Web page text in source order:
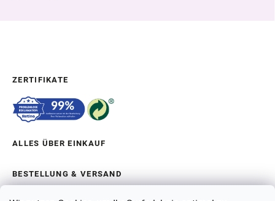
ZERTIFIKATE
ALLES ÜBER EINKAUF
BESTELLUNG & VERSAND